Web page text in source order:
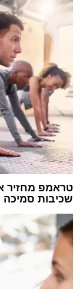
טראמפ מחזיר
שכיבות